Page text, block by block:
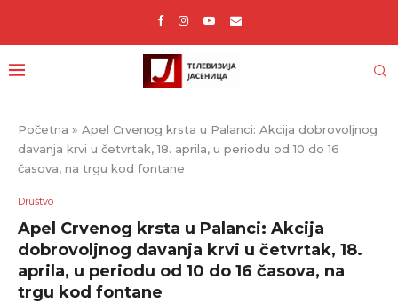
Početna » Apel Crvenog krsta u Palanci: Akcija dobrovoljnog
davanja krvi u četvrtak, 18. aprila, u periodu od 10 do 16
časova, na trgu kod fontane
Društvo
Apel Crvenog krsta u Palanci: Akcija
dobrovoljnog davanja krvi u četvrtak, 18.
aprila, u periodu od 10 do 16 časova, na
trgu kod fontane